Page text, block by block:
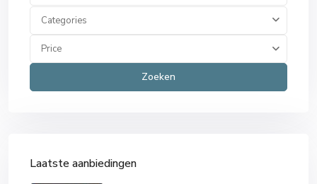
Categories
Price
Zoeken
Laatste aanbiedingen